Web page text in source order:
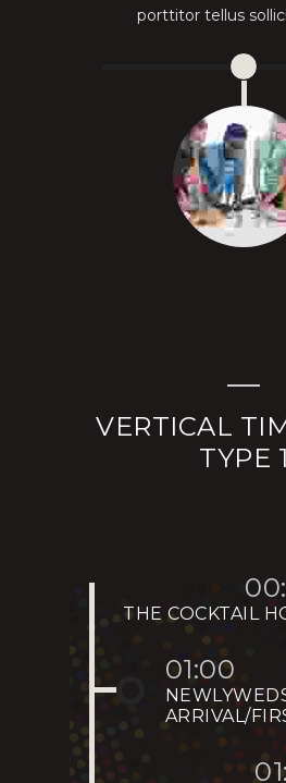
porttitor tellus
VERTICAL
TYPE 1
THE COCKTAIL
01:00
ARRIVAL/